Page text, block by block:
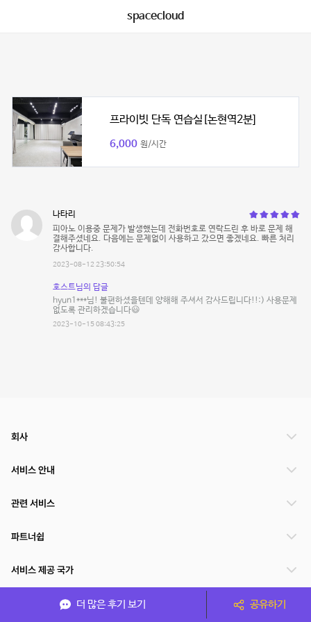
spacecloud
프라이빗 단독 연습실[논현역2분]
6,000 원/시간
나타리
피아노 이용중 문제가 발생했는데 전화번호로 연락드린 후 바로 문제 해
결해주셨네요. 다음에는 문제없이 사용하고 갔으면 좋겠네요. 빠른 처리
감사합니다.
2023-08-12 23:50:54
호스트님의 답글
hyun1***님! 불편하셨을텐데 양해해 주셔서 감사드립니다!!:) 사용문제
없도록 관리하겠습니다😃
2023-10-15 08:43:25
더 많은 후기 보기 공유하기
회사
서비스 안내
관련 서비스
파트너쉽
서비스 제공 국가